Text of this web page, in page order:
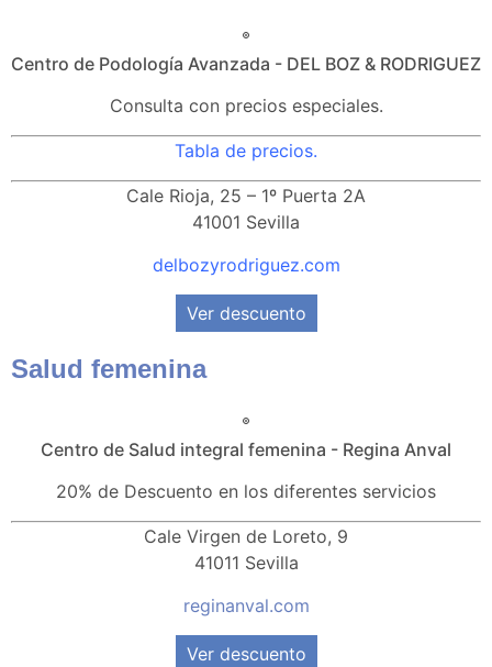
Centro de Podología Avanzada - DEL BOZ & RODRIGUEZ
Consulta con precios especiales.
Tabla de precios.
Cale Rioja, 25 – 1º Puerta 2A
41001 Sevilla
delbozyrodriguez.com
Ver descuento
Salud femenina
Centro de Salud integral femenina - Regina Anval
20% de Descuento en los diferentes servicios
Cale Virgen de Loreto, 9
41011 Sevilla
reginanval.com
Ver descuento